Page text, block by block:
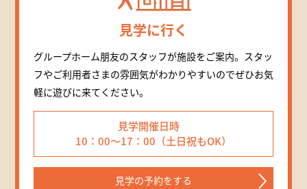
見学に行く
グループホーム朋友のスタッフが施設をご案内。スタッ
フやご利用者さまの雰囲気がわかりやすいのでぜひお気
軽に遊びに来てください。
見学開催日時
10：00～17：00（土日祝もOK）
見学の予約をする